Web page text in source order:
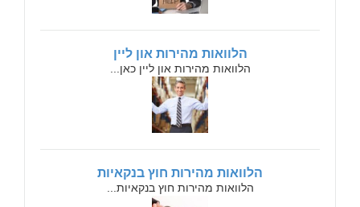
הלוואות מהירות און ליין
הלוואות מהירות און ליין כאן...
הלוואות מהירות חוץ בנקאיות
הלוואות מהירות חוץ בנקאיות...